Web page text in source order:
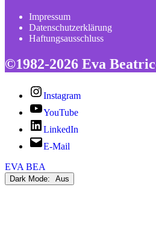
Impressum
Datenschutzerklärung
Haftungsausschluss
©1982-2026 Eva
Instagram
YouTube
LinkedIn
E-Mail
EVA BEA
Dark Mode: